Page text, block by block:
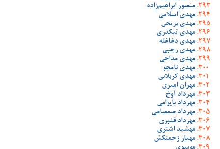
منصور ابراهیم‌زاده
مهدی اسلامی
مهدی بریحی
مهدی تیکدری
مهدی دغاغله
مهدی رجبی
مهدی مداحی
مهدی نامجو
مهدی کربلایی
مهران امیری
مهرداد آوخ
مهرداد بایرامی
مهرداد صمصامی
مهرداد قنبری
مهشید اشتری
مهیار زحمتکش